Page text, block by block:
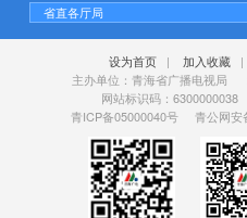
省直各厅局
设为首页 | 加入收藏 |
主办单位：青海省广播电视局
网站标识码：
青ICP备05000040号
青公网安